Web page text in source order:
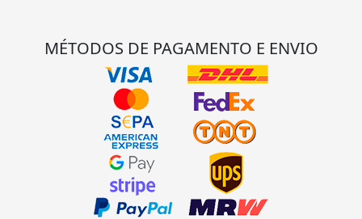
MÉTODOS DE PAGAMENTO E ENVIO